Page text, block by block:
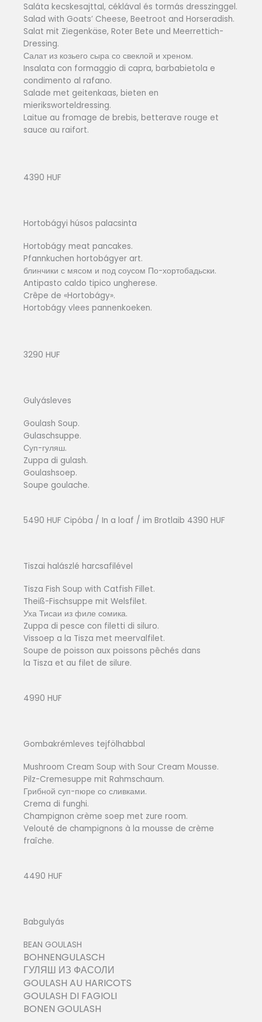
Saláta kecskesajttal, céklával és tormás dresszinggel.
Salad with Goats’ Cheese, Beetroot and Horseradish.
Salat mit Ziegenkäse, Roter Bete und Meerrettich-
Dressing.
Салат из козьего сыра со свеклой и хреном.
Insalata con formaggio di capra, barbabietola e
condimento al rafano.
Salade met geitenkaas, bieten en
mieriksworteldressing.
Laitue au fromage de brebis, betterave rouge et
sauce au raifort.
4390 HUF
Hortobágyi húsos palacsinta
Hortobágy meat pancakes.
Pfannkuchen hortobágyer art.
блинчики с мясом и под соусом По-хортобадьски.
Antipasto caldo tipico ungherese.
Crêpe de «Hortobágy».
Hortobágy vlees pannenkoeken.
3290 HUF
Gulyásleves
Goulash Soup.
Gulaschsuppe.
Суп-гуляш.
Zuppa di gulash.
Goulashsoep.
Soupe goulache.
5490 HUF Cipóba / In a loaf / im Brotlaib 4390 HUF
Tiszai halászlé harcsafilével
Tisza Fish Soup with Catfish Fillet.
Theiß-Fischsuppe mit Welsfilet.
Уха Тисаи из филе сомика.
Zuppa di pesce con filetti di siluro.
Vissoep a la Tisza met meervalfilet.
Soupe de poisson aux poissons pêchés dans
la Tisza et au filet de silure.
4990 HUF
Gombakrémleves tejfölhabbal
Mushroom Cream Soup with Sour Cream Mousse.
Pilz-Cremesuppe mit Rahmschaum.
Грибной суп-пюре со сливками.
Crema di funghi.
Champignon crème soep met zure room.
Velouté de champignons à la mousse de crème
fraîche.
4490 HUF
Babgulyás
BEAN GOULASH
BOHNENGULASCH
ГУЛЯШ ИЗ ФАСОЛИ
GOULASH AU HARICOTS
GOULASH DI FAGIOLI
BONEN GOULASH